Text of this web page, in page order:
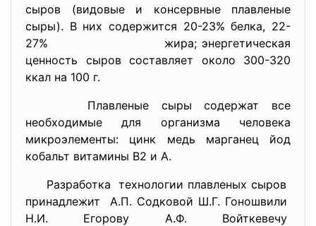
сыров (видовые и консервные плавленые
сыры). В них содержится 20-23% белка, 22-
27% жира; энергетическая
ценность сыров составляет около 300-320
ккал на 100 г.
Плавленые сыры содержат все
необходимые для организма человека
микроэлементы: цинк медь марганец йод
кобальт витамины В2 и А.
Разработка технологии плавленых сыров
принадлежит А.П. Содковой Ш.Г. Гоношвили
Н.И. Егорову А.Ф. Войткевечу